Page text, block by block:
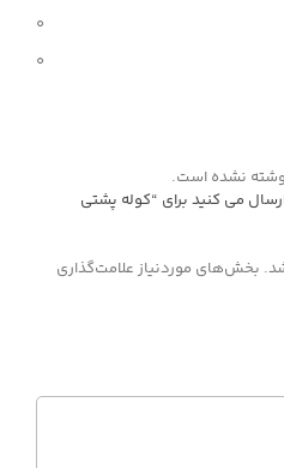
0
0
نشده است.
می کنید برای “کوله پشتی
بخش‌های موردنیاز علامت‌گذاری